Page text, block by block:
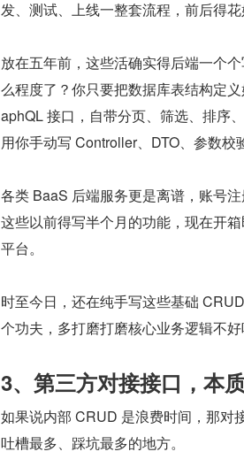
发、测试、上线一整套流程，前后得花
放在五年前，这些活确实得后端一个
么程度了？你只要把数据库表结构定
aphQL 接口，自带分页、筛选、排序
用你手动写 Controller、DTO、参数校
各类 BaaS 后端服务更是离谱，账号
这些以前得写半个月的功能，现在开
平台。
时至今日，还在纯手写这些基础
个功夫，多打磨打磨核心业务逻辑不好
3、第三方对接接口，本
如果说内部 CRUD 是浪费时间，那对
吐槽最多、踩坑最多的地方。